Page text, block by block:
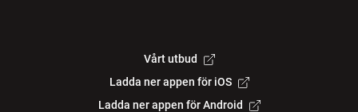
Vårt utbud
Ladda ner appen för iOS
Ladda ner appen för Android